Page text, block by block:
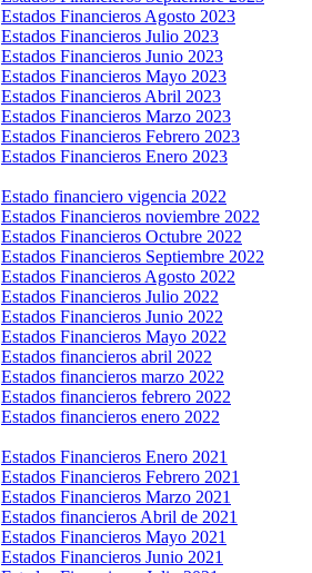
Estados Financieros Agosto 2023
Estados Financieros Julio 2023
Estados Financieros Junio 2023
Estados Financieros Mayo 2023
Estados Financieros Abril 2023
Estados Financieros Marzo 2023
Estados Financieros Febrero 2023
Estados Financieros Enero 2023
Estado financiero vigencia 2022
Estados Financieros noviembre 2022
Estados Financieros Octubre 2022
Estados Financieros Septiembre 2022
Estados Financieros Agosto 2022
Estados Financieros Julio 2022
Estados Financieros Junio 2022
Estados Financieros Mayo 2022
Estados financieros abril 2022
Estados financieros marzo 2022
Estados financieros febrero 2022
Estados financieros enero 2022
Estados Financieros Enero 2021
Estados Financieros Febrero 2021
Estados Financieros Marzo 2021
Estados financieros Abril de 2021
Estados Financieros Mayo 2021
Estados Financieros Junio 2021